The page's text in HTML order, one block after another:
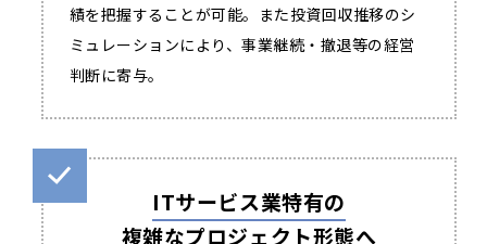
績を把握することが可能。また投資回収推移のシ
ミュレーションにより、事業継続・撤退等の経営
判断に寄与。
ITサービス業特有の
複雑なプロジェクト形態へ